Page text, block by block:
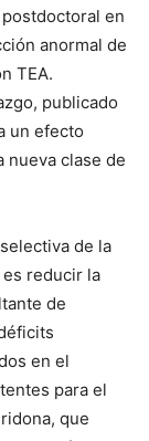
en
anormal de
TEA.
publicado
un efecto
nueva clase de
de la
reducir la
de
en el
para el
que